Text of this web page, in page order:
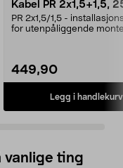
Kabel PR 2x1,5+1,5,
PR 2x1,5/1,5 -
for utenpåliggende
449,90
Legg i handlekurv
vanlige ting